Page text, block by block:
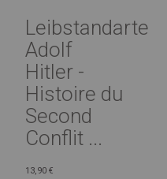
Leibstandarte
Adolf
Hitler -
Histoire du
Second
Conflit ...
13,90 €